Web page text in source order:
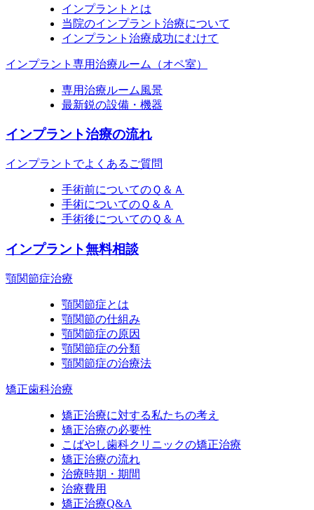
インプラントとは
当院のインプラント治療について
インプラント治療成功にむけて
インプラント専用治療ルーム（オペ室）
専用治療ルーム風景
最新鋭の設備・機器
インプラント治療の流れ
インプラントでよくあるご質問
手術前についてのＱ＆Ａ
手術についてのＱ＆Ａ
手術後についてのＱ＆Ａ
インプラント無料相談
顎関節症治療
顎関節症とは
顎関節の仕組み
顎関節症の原因
顎関節症の分類
顎関節症の治療法
矯正歯科治療
矯正治療に対する私たちの考え
矯正治療の必要性
こばやし歯科クリニックの矯正治療
矯正治療の流れ
治療時期・期間
治療費用
矯正治療Q&A